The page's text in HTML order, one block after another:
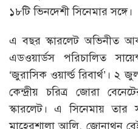
১৮টি ভিনদেশী সিনেমার সঙ্গে।
এ বছর স্কারলেট অভিনীত
এডওয়ার্ডস পরিচালিত
‘জুরাসিক ওয়ার্ল্ড রিবার্থ’। ২
কেন্দ্রীয় চরিত্র জোরা
স্কারলেট। এ সিনেমায়
মাহেরশালা আলি, জোনাথন